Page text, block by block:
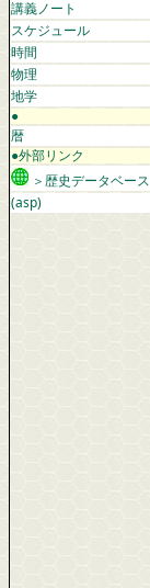
講義ノート
スケジュール
時間
物理
地学
●
暦
●外部リンク
＞歴史データベース
(asp)